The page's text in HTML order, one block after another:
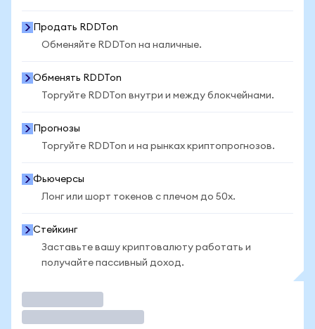
Продать RDDTon
Обменяйте RDDTon на наличные.
Обменять RDDTon
Торгуйте RDDTon внутри и между блокчейнами.
Прогнозы
Торгуйте RDDTon и на рынках криптопрогнозов.
Фьючерсы
Лонг или шорт токенов с плечом до 50x.
Стейкинг
Заставьте вашу криптовалюту работать и
получайте пассивный доход.